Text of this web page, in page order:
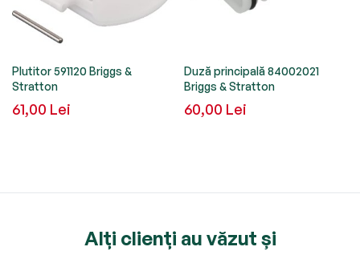
Plutitor 591120 Briggs &
Stratton
61,00 Lei
Duză principală 84002021
Briggs & Stratton
60,00 Lei
Alți clienți au văzut și